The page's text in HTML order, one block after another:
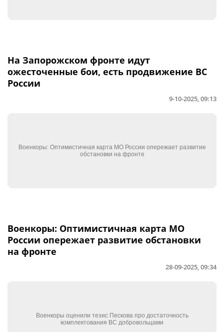
На Запорожском фронте идут
ожесточенные бои, есть продвижение ВС
России
9-10-2025, 09:13
Военкоры: Оптимистичная карта МО
России опережает развитие обстановки
на фронте
28-09-2025, 09:34